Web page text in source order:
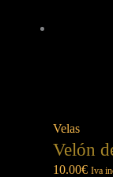
Velas
Velón
10.00€ Iva